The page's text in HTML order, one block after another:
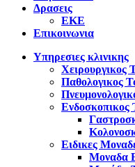
Δρασεις
ΕΚΕ
Επικοινωνια
Υπηρεσιες κλινικης
Χειρουργικος
Παθολογικος
Ενδοσκοπικος
Ειδικες
Μοναδα